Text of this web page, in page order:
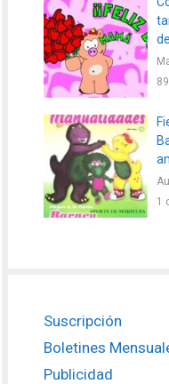
1
Suscripción
Boletines
Publicidad